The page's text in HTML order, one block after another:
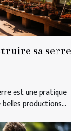
sa serre
est une pratique
productions...